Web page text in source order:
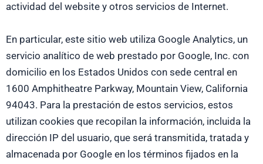
actividad del website y otros servicios de Internet.
En particular, este sitio web utiliza Google Analytics, un
servicio analítico de web prestado por Google, Inc. con
domicilio en los Estados Unidos con sede central en
1600 Amphitheatre Parkway, Mountain View, California
94043. Para la prestación de estos servicios, estos
utilizan cookies que recopilan la información, incluida la
dirección IP del usuario, que será transmitida, tratada y
almacenada por Google en los términos fijados en la